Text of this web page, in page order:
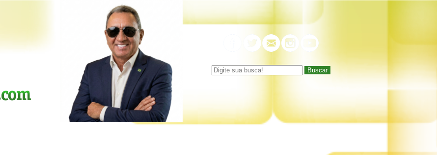
Buscar